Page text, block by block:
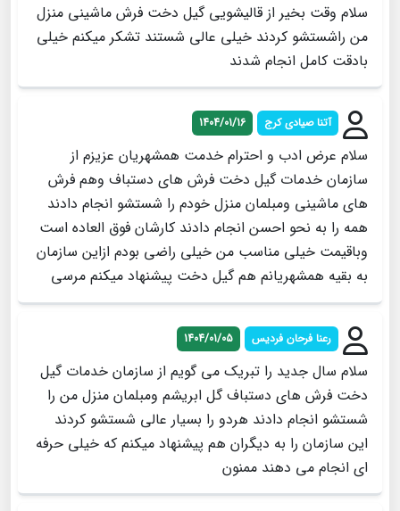
سلام وقت بخیر از قالیشویی گیل دخت فرش ماشینی منزل
من راشستشو کردند خیلی عالی شستند تشکر میکنم خیلی
بادقت کامل انجام شدند
آتنا صیادی کرج 1404/01/16
سلام عرض ادب و احترام خدمت همشهریان عزیزم از
سازمان خدمات گیل دخت فرش های دستباف وهم فرش
های ماشینی ومبلمان منزل خودم را شستشو انجام دادند
همه را به نحو احسن انجام دادند کارشان فوق العاده است
وباقیمت خیلی مناسب من خیلی راضی بودم ازاین سازمان
به بقیه همشهریانم هم گیل دخت پیشنهاد میکنم مرسی
رعنا فرحان فردیس 1404/01/05
سلام سال جدید را تبریک می گویم از سازمان خدمات گیل
دخت فرش های دستباف گل ابریشم ومبلمان منزل من را
شستشو انجام دادند هردو را بسیار عالی شستشو کردند
این سازمان را به دیگران هم پیشنهاد میکنم که خیلی حرفه
ای انجام می دهند ممنون